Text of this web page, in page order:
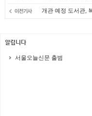
개관 예정 도서관,
서울오늘신문 출범